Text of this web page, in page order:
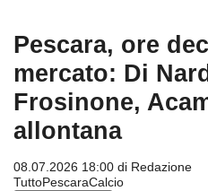
Pescara, ore
mercato: Di
Frosinone,
allontana
08.07.2026 18:00 di Redazione
TuttoPescaraCalcio